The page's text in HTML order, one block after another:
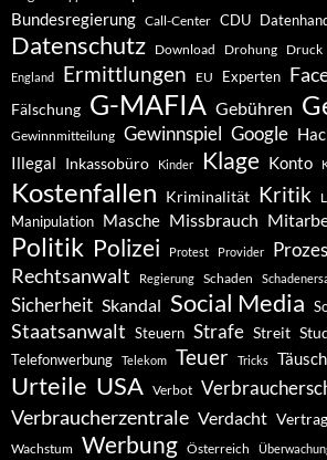
Bundesregierung Call-Center CDU
Datenschutz Download Drohung Druck
England Ermittlungen EU Experten
Fälschung G-MAFIA Gebühren
Gewinnmitteilung Gewinnspiel Google
Illegal Inkassobüro Kinder Klage Konto
Kostenfallen Kriminalität Kritik
Manipulation Masche Missbrauch
Politik Polizei Protest Provider
Rechtsanwalt Regierung Schaden
Sicherheit Skandal Social Media
Staatsanwalt Steuern Strafe Streit
Telefonwerbung Telekom Teuer Tricks
Urteile USA Verbot
Verbraucherzentrale Verdacht Vertrag
Wachstum Werbung Österreich